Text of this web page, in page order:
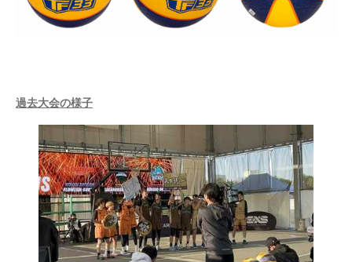
過去大会の様子